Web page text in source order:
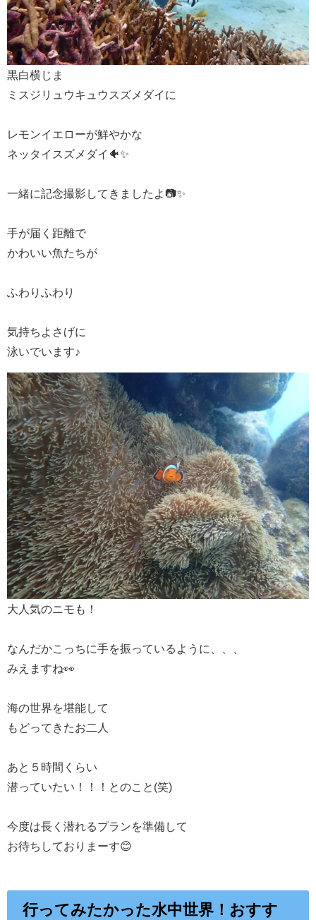
黒白横じま
ミスジリュウキュウスズメダイに
レモンイエローが鮮やかな
ネッタイスズメダイ🐠✨
一緒に記念撮影してきましたよ📷✨
手が届く距離で
かわいい魚たちが
ふわりふわり
気持ちよさげに
泳いでいます♪
大人気のニモも！
なんだかこっちに手を振っているように、、、
みえますね👀
海の世界を堪能して
もどってきたお二人
あと５時間くらい
潜っていたい！！！とのこと(笑)
今度は長く潜れるプランを準備して
お待ちしておりまーす😊
行ってみたかった水中世界！おすす